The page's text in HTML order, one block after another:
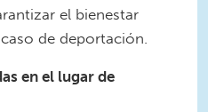
el bienestar
de deportación.
en el lugar de